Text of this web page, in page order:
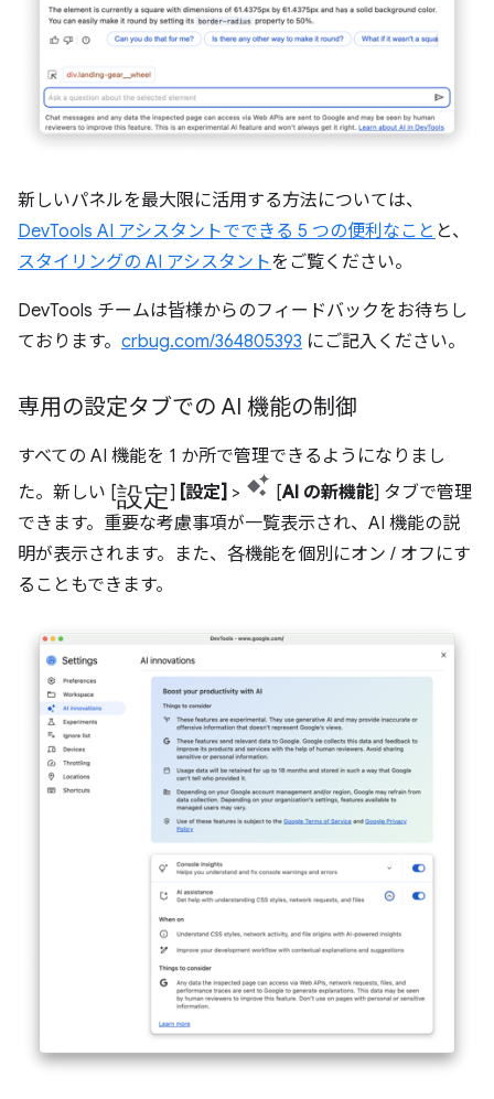
新しいパネルを最大限に活用する方法については、
DevTools AI アシスタントでできる 5 つの便利なこと と、
スタイリングの AI アシスタントをご覧ください。
DevTools チームは皆様からのフィードバックをお待ちし
ております。 crbug.com/364805393 にご記入ください。
専用の設定タブでの AI 機能の制御
すべての AI 機能を 1 か所で管理できるようになりまし
た。新しい [設定] [設定] > [AI の新機能] タブで管理
できます。重要な考慮事項が一覧表示され、AI 機能の説
明が表示されます。また、各機能を個別にオン / オフにす
ることもできます。